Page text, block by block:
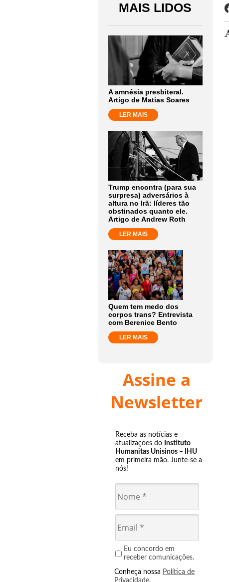
MAIS LIDOS
A amnésia presbiteral.
Artigo de Matias Soares
LER MAIS
Trump encontra (para sua
surpresa) adversários à
altura no Irã: líderes tão
obstinados quanto ele.
Artigo de Andrew Roth
LER MAIS
Quem tem medo dos
corpos trans? Entrevista
com Berenice Bento
LER MAIS
Assine a
Newsletter
Receba as notícias e
atualizações do Instituto
Humanitas Unisinos – IHU
em primeira mão. Junte-se a
nós!
Eu concordo em
receber comunicações.
Conheça nossa Política de
Privacidade.